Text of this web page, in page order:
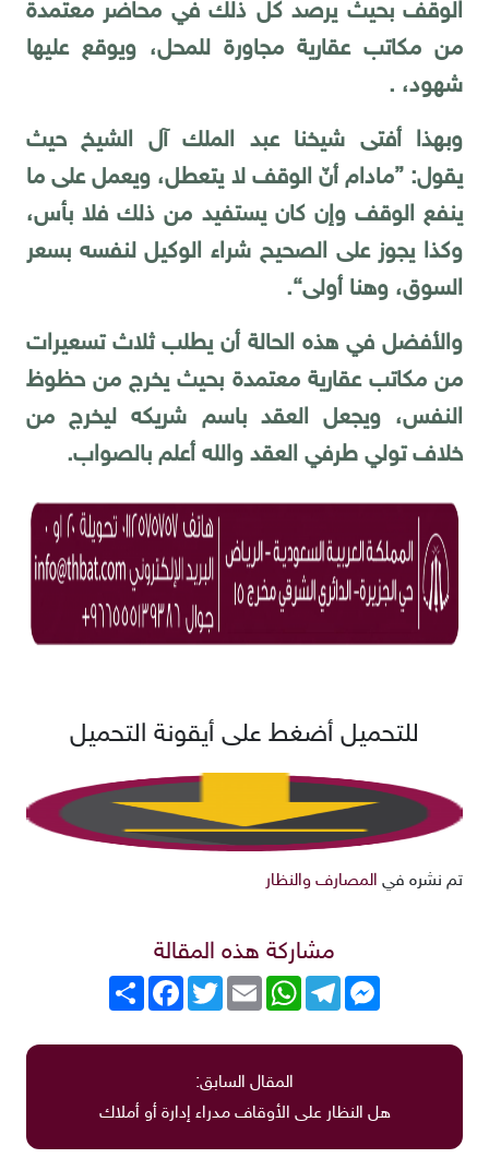
الوقف بحيث يرصد كل ذلك في محاضر معتمدة
من مكاتب عقارية مجاورة للمحل، ويوقع عليها
شهود، .
وبهذا أفتى شيخنا عبد الملك آل الشيخ حيث
يقول: {مادام أنّ الوقف لا يتعطل، ويعمل على ما
ينفع الوقف وإن كان يستفيد من ذلك فلا بأس،
وكذا يجوز على الصحيح شراء الوكيل لنفسه بسعر
السوق، وهنا أولى}.
والأفضل في هذه الحالة أن يطلب ثلاث تسعيرات
من مكاتب عقارية معتمدة بحيث يخرج من حظوظ
النفس، ويجعل العقد باسم شريكه ليخرج من
خلاف تولي طرفي العقد والله أعلم بالصواب.
للتحميل أضغط على أيقونة التحميل
تم نشره في المصارف والنظار
مشاركة هذه المقالة
انشر
FacebookTwitterEmail
WhatsAppTelegram
Messenger
المقال السابق:
هل النظار على الأوقاف مدراء إدارة أو أملاك